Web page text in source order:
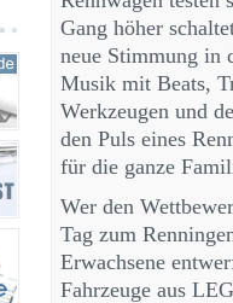
Gang höher
neue Stimmung in
Musik mit Beats,
Werkzeugen und
den Puls eines
für die ganze
Wer den
Tag zum
Erwachsene
Fahrzeuge aus